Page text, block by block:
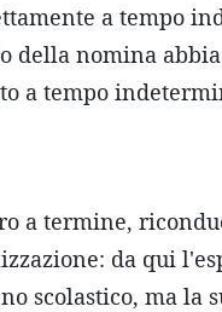
a tempo
della nomina abbia
a tempo
a termine,
da qui
scolastico, ma la